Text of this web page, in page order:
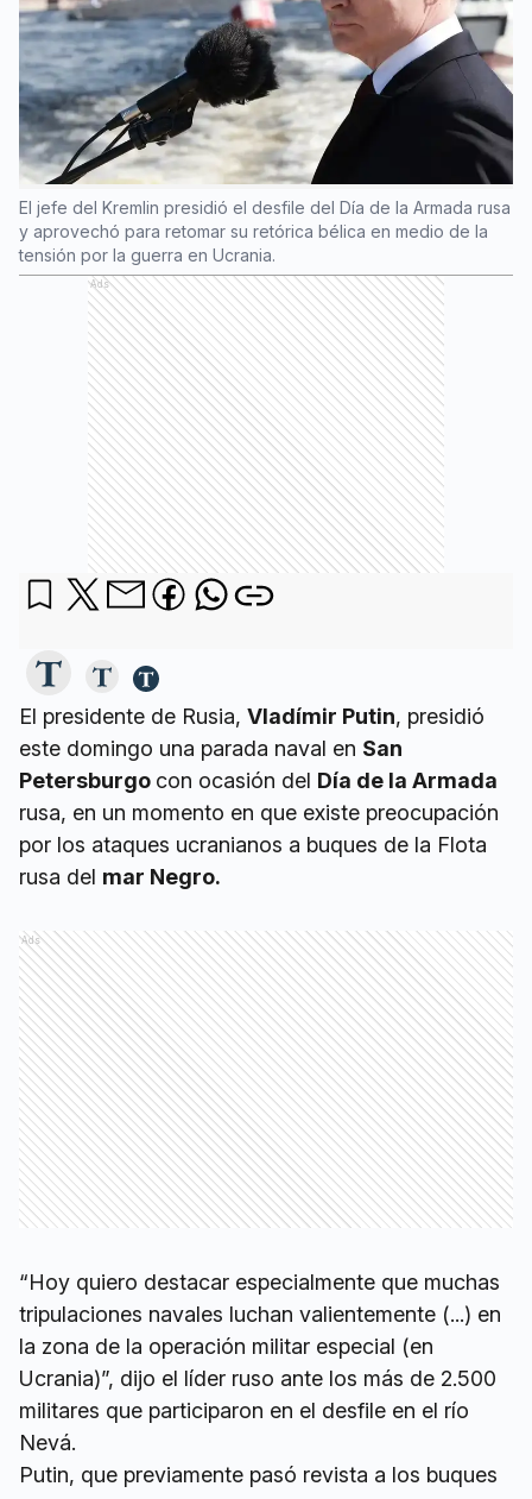
El jefe del Kremlin presidió el desfile del Día de la Armada rusa
y aprovechó para retomar su retórica bélica en medio de la
tensión por la guerra en Ucrania.
Ads
El presidente de Rusia, Vladímir Putin, presidió
este domingo una parada naval en San
Petersburgo con ocasión del Día de la Armada
rusa, en un momento en que existe preocupación
por los ataques ucranianos a buques de la Flota
rusa del mar Negro.
Ads
“Hoy quiero destacar especialmente que muchas
tripulaciones navales luchan valientemente (...) en
la zona de la operación militar especial (en
Ucrania)”, dijo el líder ruso ante los más de 2.500
militares que participaron en el desfile en el río
Nevá.
Putin, que previamente pasó revista a los buques